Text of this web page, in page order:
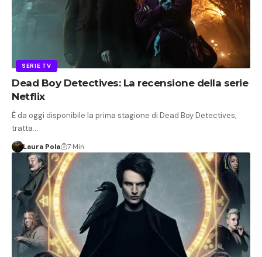
SERIE TV
Dead Boy Detectives: La recensione della serie
Netflix
É da oggi disponibile la prima stagione di Dead Boy Detectives,
tratta…
Laura Pola 7 Min